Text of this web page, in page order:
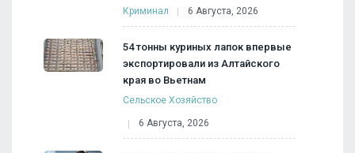
Криминал 6 Августа, 2026
54 тонны куриных лапок впервые
экспортировали из Алтайского
края во Вьетнам
Сельское Хозяйство
6 Августа, 2026